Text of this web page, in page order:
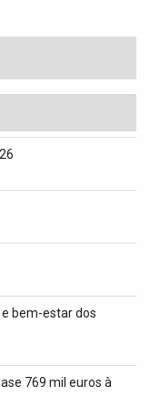
e bem-estar dos
769 mil euros à